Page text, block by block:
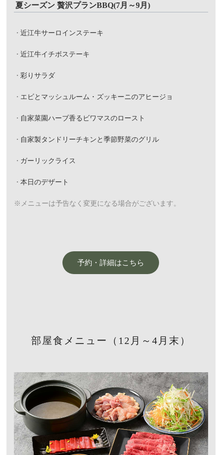
夏シーズン 贅沢プランBBQ(7月～9月)
近江牛サーロインステーキ
近江牛イチボステーキ
彩りサラダ
エビとマッシュルーム・ズッキーニのアヒージョ
自家菜園ハーブ香るビワマスのロースト
自家製タンドリーチキンと季節野菜のグリル
ガーリックライス
本日のデザート
※メニューは予告なく変更になる場合がございます。
予約・詳細はこちら
部屋食メニュー（12月～4月末）